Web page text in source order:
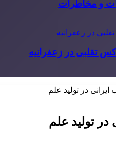
و مخاطرات
تقلبی در زعفرانیه
در تولید علم
تولید علم